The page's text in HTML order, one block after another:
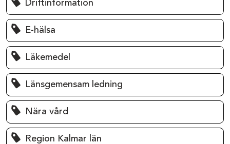
Driftinformation
E-hälsa
Läkemedel
Länsgemensam ledning
Nära vård
Region Kalmar län